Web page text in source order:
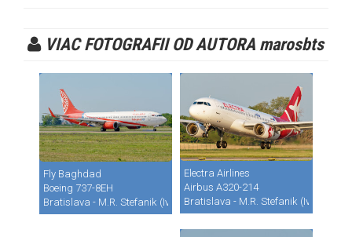
VIAC FOTOGRAFII OD AUTORA marosbts
Fly Baghdad
Boeing 737-8EH
Bratislava - M.R. Stefanik (Ivanka) (BTS / LZIB)
Electra Airlines
Airbus A320-214
Bratislava - M.R. Stefanik (Ivanka)